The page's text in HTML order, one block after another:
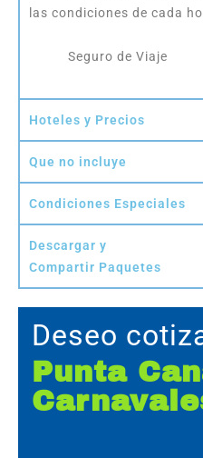
las condiciones de cada
Seguro de Viaje
Hoteles y Precios
Que no incluye
Condiciones Especiales
Descargar y
Compartir Paquetes
Deseo
Punta